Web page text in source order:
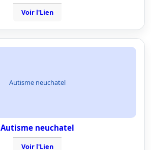
Voir l'Lien
Autisme neuchatel
Autisme neuchatel
Voir l'Lien